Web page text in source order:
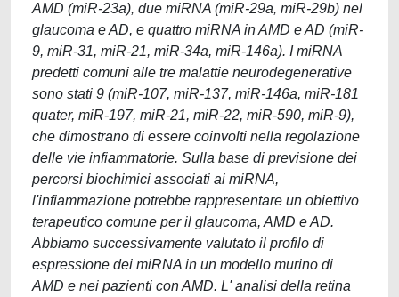
AMD (miR-23a), due miRNA (miR-29a, miR-29b) nel
glaucoma e AD, e quattro miRNA in AMD e AD (miR-
9, miR-31, miR-21, miR-34a, miR-146a). I miRNA
predetti comuni alle tre malattie neurodegenerative
sono stati 9 (miR-107, miR-137, miR-146a, miR-181
quater, miR-197, miR-21, miR-22, miR-590, miR-9),
che dimostrano di essere coinvolti nella regolazione
delle vie infiammatorie. Sulla base di previsione dei
percorsi biochimici associati ai miRNA,
l'infiammazione potrebbe rappresentare un obiettivo
terapeutico comune per il glaucoma, AMD e AD.
Abbiamo successivamente valutato il profilo di
espressione dei miRNA in un modello murino di
AMD e nei pazienti con AMD. L' analisi della retina